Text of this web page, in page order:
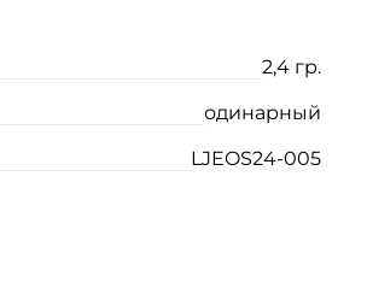
2,4 гр.
одинарный
LJEOS24-005